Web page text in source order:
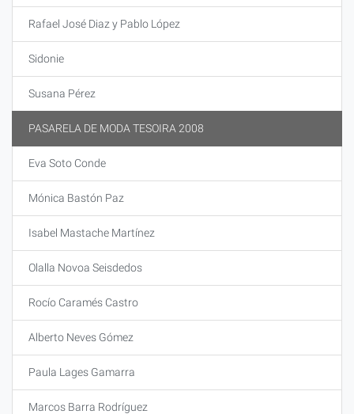
Rafael José Diaz y Pablo López
Sidonie
Susana Pérez
PASARELA DE MODA TESOIRA 2008
Eva Soto Conde
Mónica Bastón Paz
Isabel Mastache Martínez
Olalla Novoa Seisdedos
Rocío Caramés Castro
Alberto Neves Gómez
Paula Lages Gamarra
Marcos Barra Rodríguez